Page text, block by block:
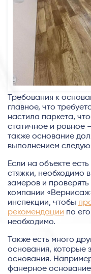
Требования к
главное, что
настила паркета,
статичное и ровное
также основание
выполнением
Если на объекте
стяжки, необходимо
замеров и
компании
инспекции, чтобы
рекомендации по
необходимо.
Также есть много
основания, которые
основания.
фанерное